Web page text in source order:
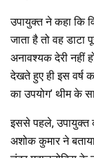
उपायुक्त ने कहा कि
जाता है तो वह डाटा
अनावश्यक देरी नहीं
देखते हुए ही इस वर्ष
का उपयोग’ थीम के
इससे पहले, उपायुक्त
अशोक कुमार ने